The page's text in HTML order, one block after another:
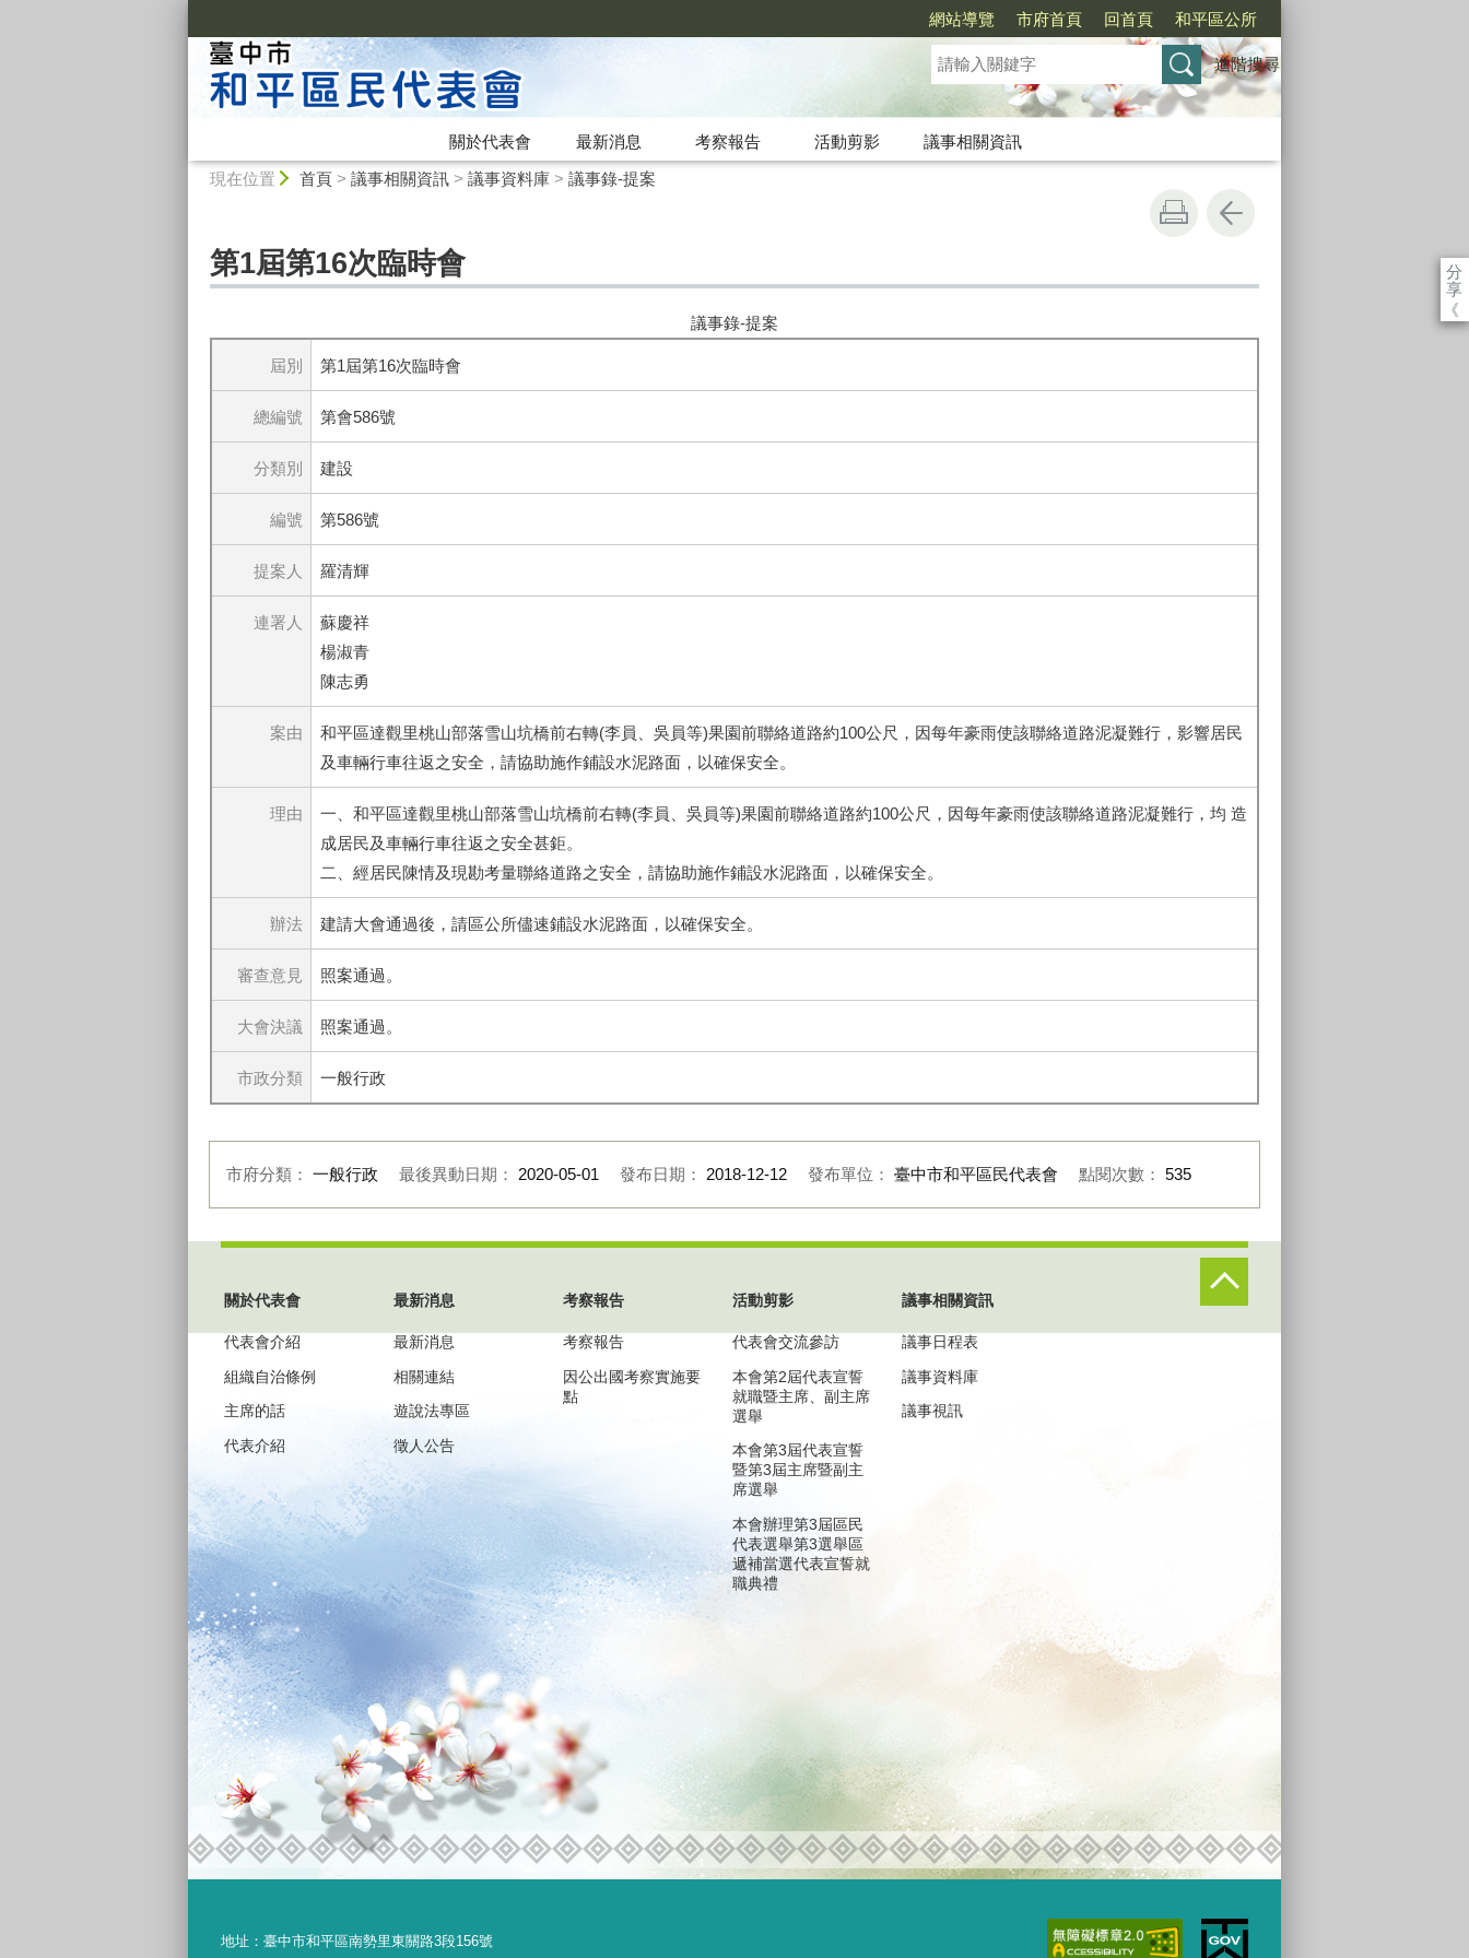
網站導覽 市府首頁 回首頁 和平區公所
進階搜尋
關於代表會 最新消息 考察報告 活動剪影
議事相關資訊
現在位置 首頁> 議事相關資訊> 議事資料庫> 議事錄-提案
分
享
《
第1屆第16次臨時會
議事錄-提案
屆別 第1屆第16次臨時會
總編號 第會586號
分類別 建設
編號 第586號
提案人 羅清輝
連署人
蘇慶祥
楊淑青
陳志勇
案由
和平區達觀里桃山部落雪山坑橋前右轉(李員、吳員等)果園前聯絡道路約100公尺，因每年豪雨使該聯絡道路泥凝難行，影響居民
及車輛行車往返之安全，請協助施作鋪設水泥路面，以確保安全。
理由
一、和平區達觀里桃山部落雪山坑橋前右轉(李員、吳員等)果園前聯絡道路約100公尺，因每年豪雨使該聯絡道路泥凝難行，均 造
成居民及車輛行車往返之安全甚鉅。
二、經居民陳情及現勘考量聯絡道路之安全，請協助施作鋪設水泥路面，以確保安全。
辦法 建請大會通過後，請區公所儘速鋪設水泥路面，以確保安全。
審查意見 照案通過。
大會決議 照案通過。
市政分類 一般行政
市府分類： 一般行政 最後異動日期： 2020-05-01 發布日期： 2018-12-12 發布單位： 臺中市和平區民代表會 點閱次數： 535
關於代表會
代表會介紹
組織自治條例
主席的話
代表介紹
最新消息
最新消息
相關連結
遊說法專區
徵人公告
考察報告
考察報告
因公出國考察實施要
點
活動剪影
代表會交流參訪
本會第2屆代表宣誓
就職暨主席、副主席
選舉
本會第3屆代表宣誓
暨第3屆主席暨副主
席選舉
本會辦理第3屆區民
代表選舉第3選舉區
遞補當選代表宣誓就
職典禮
議事相關資訊
議事日程表
議事資料庫
議事視訊
地址： 臺中市和平區南勢里東關路3段156號